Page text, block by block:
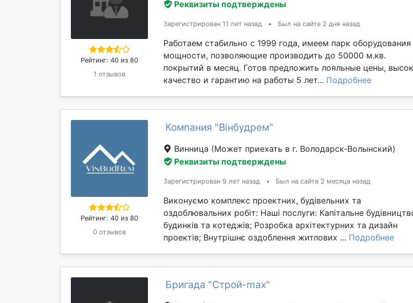
Рейтинг: 40 из 80
1 отзывов
Реквизиты подтверждены
Зарегистрирован 11 лет назад • Был на сайте 2 дня назад
Работаем стабильно с 1999 года, имеем парк оборудования
мощности, позволяющие производить до 50000 м.кв.
покрытий в месяц. Готов предложить лояльные цены,
качество и гарантию на работы 5 лет... Подробнее
Рейтинг: 40 из 80
0 отзывов
Компания "Вінбудрем"
Винница (Может приехать в г. Володарск-Волынский)
Реквизиты подтверждены
Зарегистрирован 9 лет назад • Был на сайте 2 месяца назад
Виконуємо комплекс проектних, будівельних та
оздоблювальних робіт: Наші послуги: Капітальне
будинків та котеджів; Розробка архітектурних та дизайн
проектів; Внутрішнє оздоблення житлових ... Подробнее
Бригада "Строй-max"